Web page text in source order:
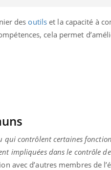
des outils et la capacité à
cela permet
qui contrôlent certaines
impliquées dans le contrôle
avec d’autres membres de